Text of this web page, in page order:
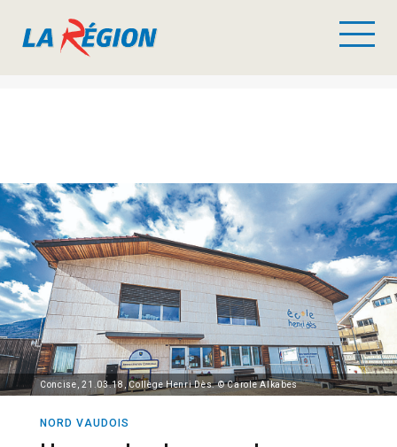
Concise, 21.03.18, Collège Henri Dès. © Carole Alkabes
NORD VAUDOIS